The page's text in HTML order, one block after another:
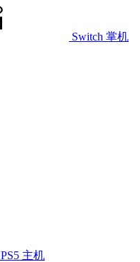
Switch 掌机
PS5 主机